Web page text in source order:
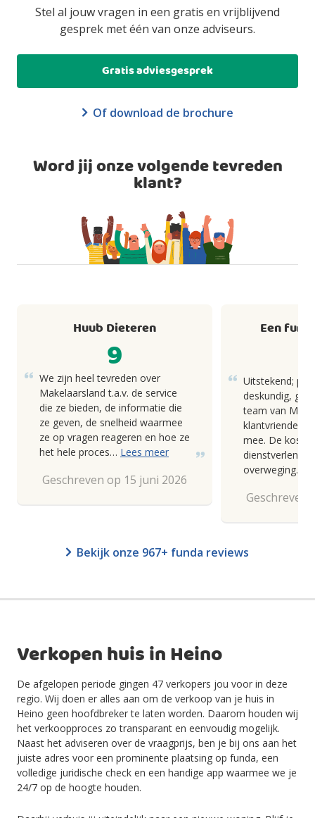
Stel al jouw vragen in een gratis en vrijblijvend
gesprek met één van onze adviseurs.
Gratis adviesgesprek
Of download de brochure
Word jij onze volgende tevreden
klant?
Huub Dieteren
9
We zijn heel tevreden over
Makelaarsland t.a.v. de service
die ze bieden, de informatie die
ze geven, de snelheid waarmee
ze op vragen reageren en hoe ze
het hele proces… Lees meer
Geschreven op 15 juni 2026
Een
Uitstekend;
deskundig,
team van
klantvriendelijk
mee. De
overweging.
Geschreven
Bekijk onze 967+ funda reviews
Verkopen huis in Heino
De afgelopen periode gingen 47 verkopers jou voor in deze
regio. Wij doen er alles aan om de verkoop van je huis in
Heino geen hoofdbreker te laten worden. Daarom houden wij
het verkoopproces zo transparant en eenvoudig mogelijk.
Naast het adviseren over de vraagprijs, ben je bij ons aan het
juiste adres voor een prominente plaatsing op funda, een
volledige juridische check en een handige app waarmee we je
24/7 op de hoogte houden.